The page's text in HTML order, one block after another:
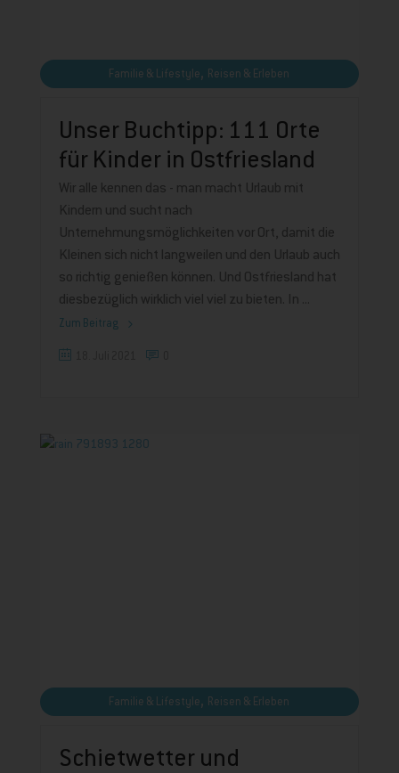
Familie & Lifestyle , Reisen & Erleben
Unser Buchtipp: 111 Orte
für Kinder in Ostfriesland
Wir alle kennen das - man macht Urlaub mit
Kindern und sucht nach
Unternehmungsmöglichkeiten vor Ort, damit die
Kleinen sich nicht langweilen und den Urlaub auch
so richtig genießen können. Und Ostfriesland hat
diesbezüglich wirklich viel viel zu bieten. In
Zum Beitrag
Familie & Lifestyle , Reisen & Erleben
Schietwetter und